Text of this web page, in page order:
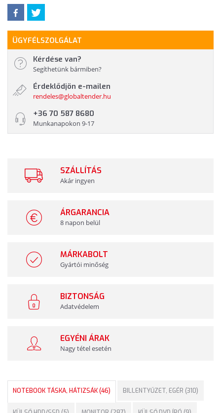
ÜGYFÉLSZOLGÁLAT
Kérdése van?
Segíthetünk bármiben?
Érdeklődjön e-mailen
rendeles@globaltender.hu
+36 70 587 8680
Munkanapokon 9-17
SZÁLLÍTÁS
Akár ingyen
ÁRGARANCIA
8 napon belül
MÁRKABOLT
Gyártói minőség
BIZTONSÁG
Adatvédelem
EGYÉNI ÁRAK
Nagy tétel esetén
NOTEBOOK TÁSKA, HÁTIZSÁK (46) BILLENTYŰZET, EGÉR (310)